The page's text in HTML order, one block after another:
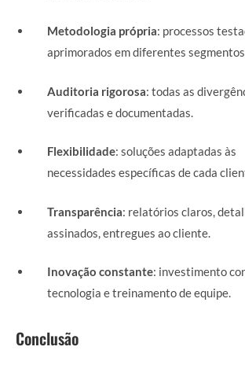
Metodologia própria: processos
aprimorados em diferentes
Auditoria rigorosa: todas as
verificadas e documentadas.
Flexibilidade: soluções adaptadas às
necessidades específicas de cada
Transparência: relatórios claros,
assinados, entregues ao cliente.
Inovação constante: investimento
tecnologia e treinamento de equipe.
Conclusão